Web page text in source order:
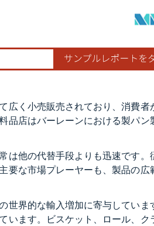
広く小売販売されており、消費者
品店はバーレーンにおける製パン
は他の代替手段よりも迅速です。
要な市場プレーヤーも、製品の広
世界的な輸入増加に寄与していま
います。ビスケット、ロール、ク